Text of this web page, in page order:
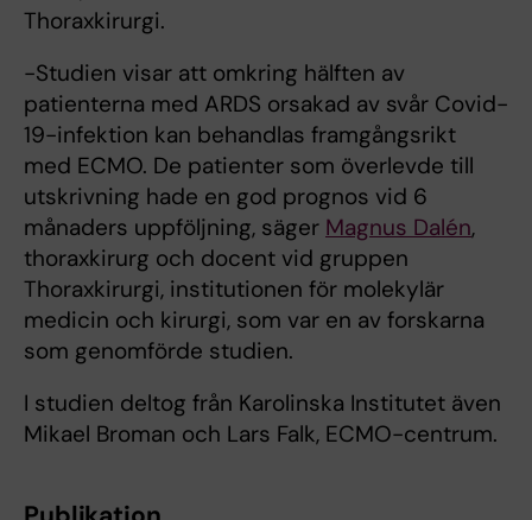
Thoraxkirurgi.
-Studien visar att omkring hälften av
patienterna med ARDS orsakad av svår Covid-
19-infektion kan behandlas framgångsrikt
med ECMO. De patienter som överlevde till
utskrivning hade en god prognos vid 6
månaders uppföljning, säger Magnus Dalén,
thoraxkirurg och docent vid gruppen
Thoraxkirurgi, institutionen för molekylär
medicin och kirurgi, som var en av forskarna
som genomförde studien.
I studien deltog från Karolinska Institutet även
Mikael Broman och Lars Falk, ECMO-centrum.